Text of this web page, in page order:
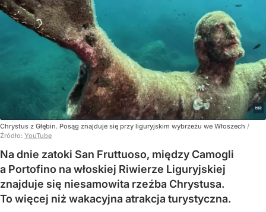
Chrystus z Głębin. Posąg znajduje się przy liguryjskim wybrzeżu we Włoszech /
Źródło: YouTube
Na dnie zatoki San Fruttuoso, między Camogli
a Portofino na włoskiej Riwierze Liguryjskiej
znajduje się niesamowita rzeźba Chrystusa.
To więcej niż wakacyjna atrakcja turystyczna.